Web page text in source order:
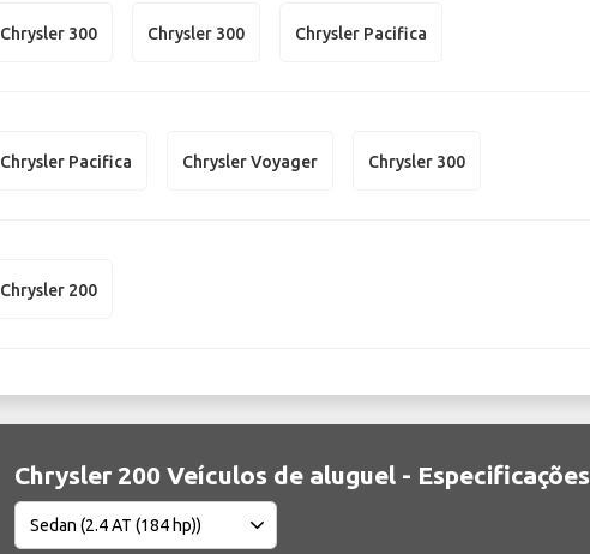
Chrysler 300 Chrysler 300 Chrysler Pacifica
Chrysler Pacifica Chrysler Voyager Chrysler 300
Chrysler 200
Chrysler 200 Veículos de aluguel - Especificações